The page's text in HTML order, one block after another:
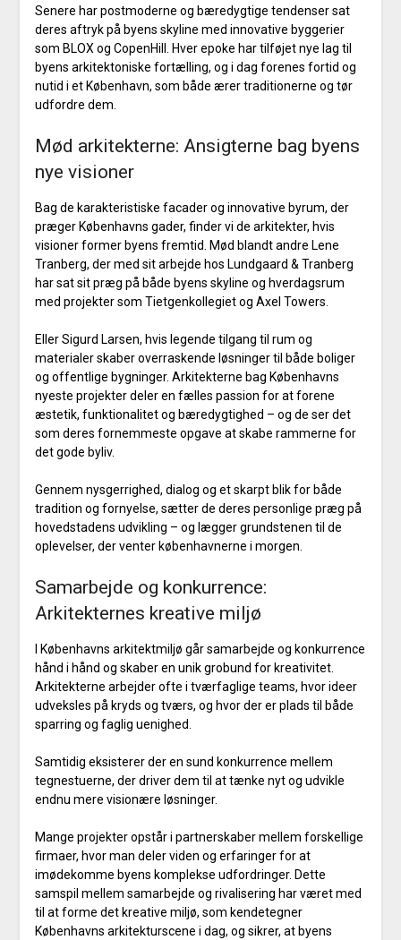
Senere har postmoderne og bæredygtige tendenser sat
deres aftryk på byens skyline med innovative byggerier
som BLOX og CopenHill. Hver epoke har tilføjet nye lag til
byens arkitektoniske fortælling, og i dag forenes fortid og
nutid i et København, som både ærer traditionerne og tør
udfordre dem.
Mød arkitekterne: Ansigterne bag byens
nye visioner
Bag de karakteristiske facader og innovative byrum, der
præger Københavns gader, finder vi de arkitekter, hvis
visioner former byens fremtid. Mød blandt andre Lene
Tranberg, der med sit arbejde hos Lundgaard & Tranberg
har sat sit præg på både byens skyline og hverdagsrum
med projekter som Tietgenkollegiet og Axel Towers.
Eller Sigurd Larsen, hvis legende tilgang til rum og
materialer skaber overraskende løsninger til både boliger
og offentlige bygninger. Arkitekterne bag Københavns
nyeste projekter deler en fælles passion for at forene
æstetik, funktionalitet og bæredygtighed – og de ser det
som deres fornemmeste opgave at skabe rammerne for
det gode byliv.
Gennem nysgerrighed, dialog og et skarpt blik for både
tradition og fornyelse, sætter de deres personlige præg på
hovedstadens udvikling – og lægger grundstenen til de
oplevelser, der venter københavnerne i morgen.
Samarbejde og konkurrence:
Arkitekternes kreative miljø
I Københavns arkitektmiljø går samarbejde og konkurrence
hånd i hånd og skaber en unik grobund for kreativitet.
Arkitekterne arbejder ofte i tværfaglige teams, hvor ideer
udveksles på kryds og tværs, og hvor der er plads til både
sparring og faglig uenighed.
Samtidig eksisterer der en sund konkurrence mellem
tegnestuerne, der driver dem til at tænke nyt og udvikle
endnu mere visionære løsninger.
Mange projekter opstår i partnerskaber mellem forskellige
firmaer, hvor man deler viden og erfaringer for at
imødekomme byens komplekse udfordringer. Dette
samspil mellem samarbejde og rivalisering har været med
til at forme det kreative miljø, som kendetegner
Københavns arkitekturscene i dag, og sikrer, at byens